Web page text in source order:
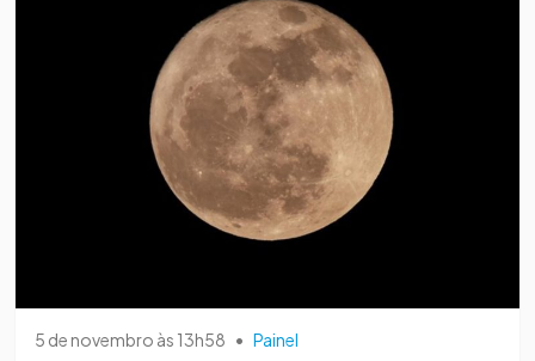
5 de novembro às 13h58 • Painel